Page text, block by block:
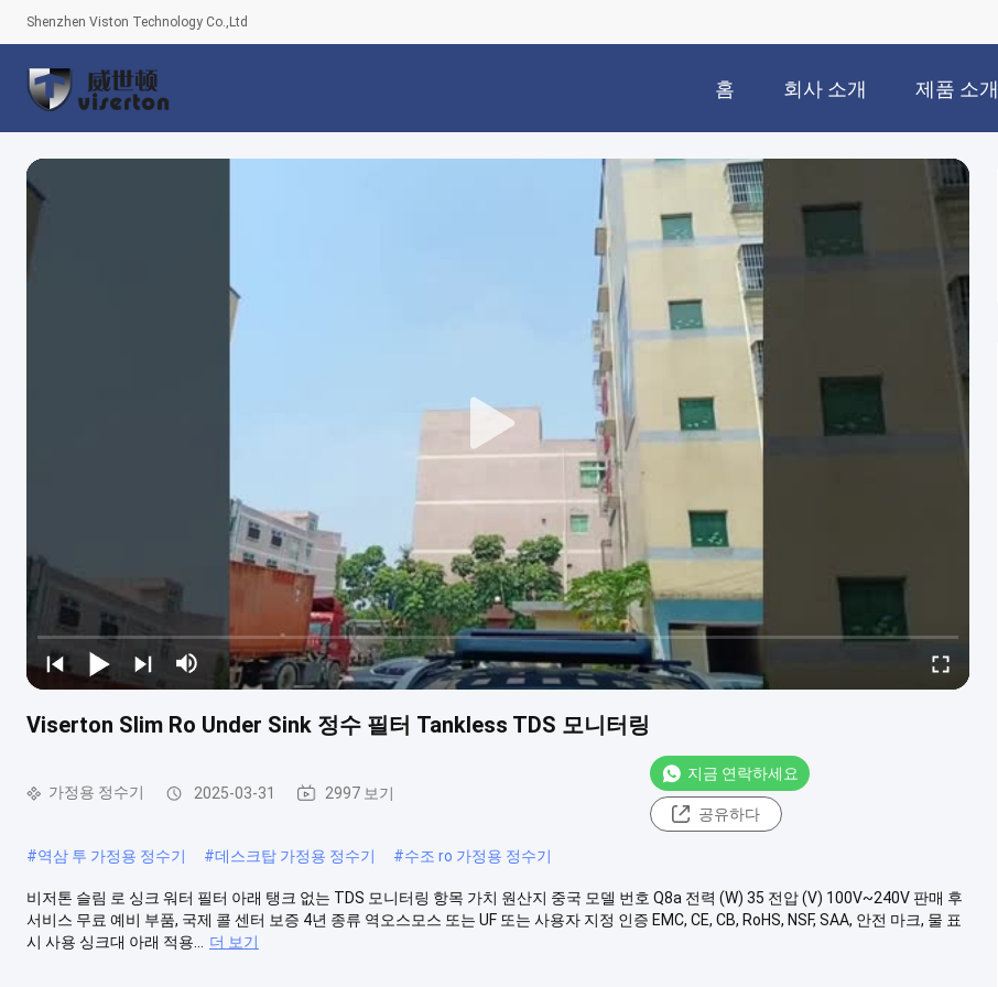
Shenzhen Viston Technology Co.,Ltd
홈 회사 소개 제품 소개
Viserton Slim Ro Under Sink 정수 필터 Tankless TDS 모니터링
가정용 정수기 2025-03-31 2997 보기
지금 연락하세요
공유하다
#역삼 투 가정용 정수기 #데스크탑 가정용 정수기 #수조 ro 가정용 정수기
비저톤 슬림 로 싱크 워터 필터 아래 탱크 없는 TDS 모니터링 항목 가치 원산지 중국 모델 번호 Q8a 전력 (W) 35 전압 (V) 100V~240V 판매 후
서비스 무료 예비 부품, 국제 콜 센터 보증 4년 종류 역오스모스 또는 UF 또는 사용자 지정 인증 EMC, CE, CB, RoHS, NSF, SAA, 안전 마크, 물 표
시 사용 싱크대 아래 적용...
더 보기